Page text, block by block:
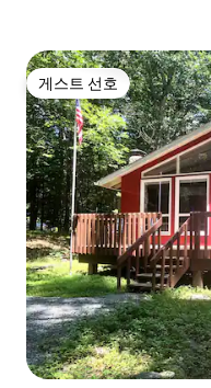
게스트 선호
게스트 선호